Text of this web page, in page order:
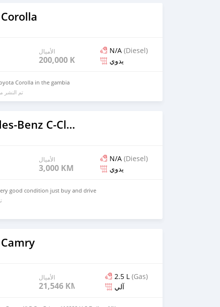
الأميال
200,000 KM
N/A (Diesel)
يدوي
Corolla in the gambia
تم النشر
1996 Mercedes-Benz C-Classe
الأميال
3,000 KM
N/A (Diesel)
يدوي
good condition just buy and drive
الأميال
21,546 KM
2.5 L (Gas)
آلي